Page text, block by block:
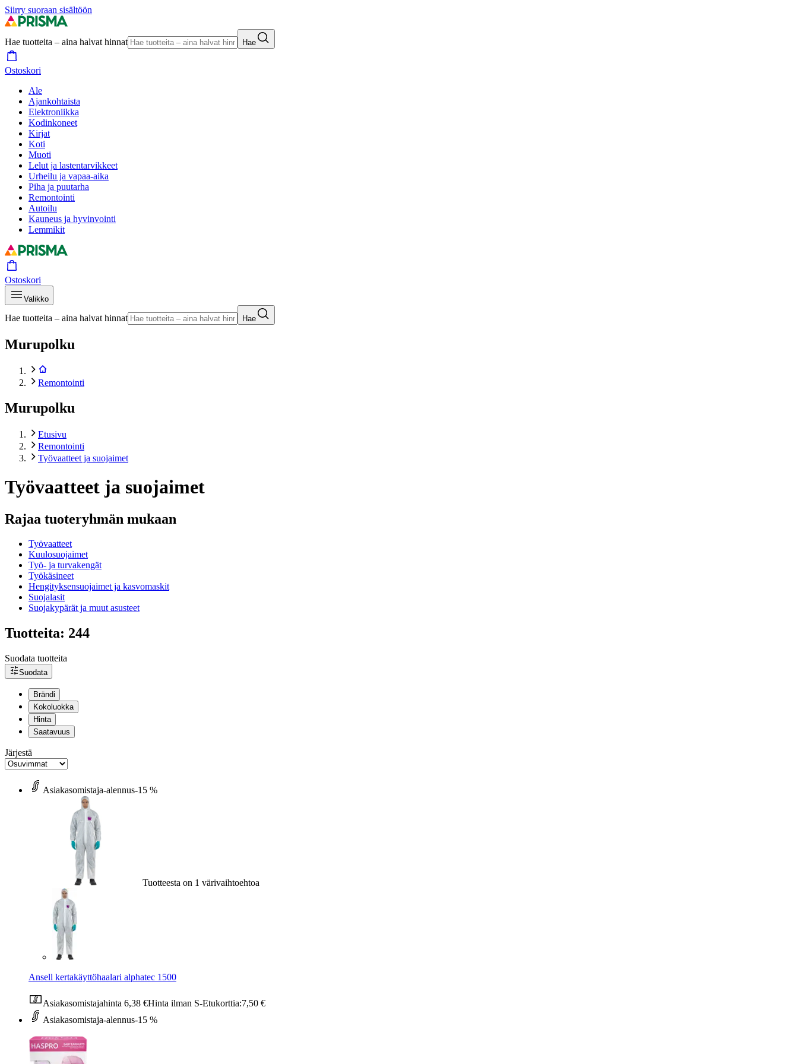
Siirry suoraan sisältöön
Hae tuotteita – aina halvat hinnat Hae
Ostoskori
Ale
Ajankohtaista
Elektroniikka
Kodinkoneet
Kirjat
Koti
Muoti
Lelut ja lastentarvikkeet
Urheilu ja vapaa-aika
Piha ja puutarha
Remontointi
Autoilu
Kauneus ja hyvinvointi
Lemmikit
Ostoskori
Valikko
Hae tuotteita – aina halvat hinnat Hae
Murupolku
Remontointi
Murupolku
Etusivu
Remontointi
Työvaatteet ja suojaimet
Työvaatteet ja suojaimet
Rajaa tuoteryhmän mukaan
Työvaatteet
Kuulosuojaimet
Työ- ja turvakengät
Työkäsineet
Hengityksensuojaimet ja kasvomaskit
Suojalasit
Suojakypärät ja muut asusteet
Tuotteita: 244
Suodata tuotteita
Suodata
Brändi
Kokoluokka
Hinta
Saatavuus
Järjestä
Asiakasomistaja-alennus-15 %
Tuotteesta on 1 värivaihtoehtoa
Ansell kertakäyttöhaalari alphatec 1500
Asiakasomistajahinta 6,38 €Hinta ilman S-Etukorttia:7,50 €
Asiakasomistaja-alennus-15 %